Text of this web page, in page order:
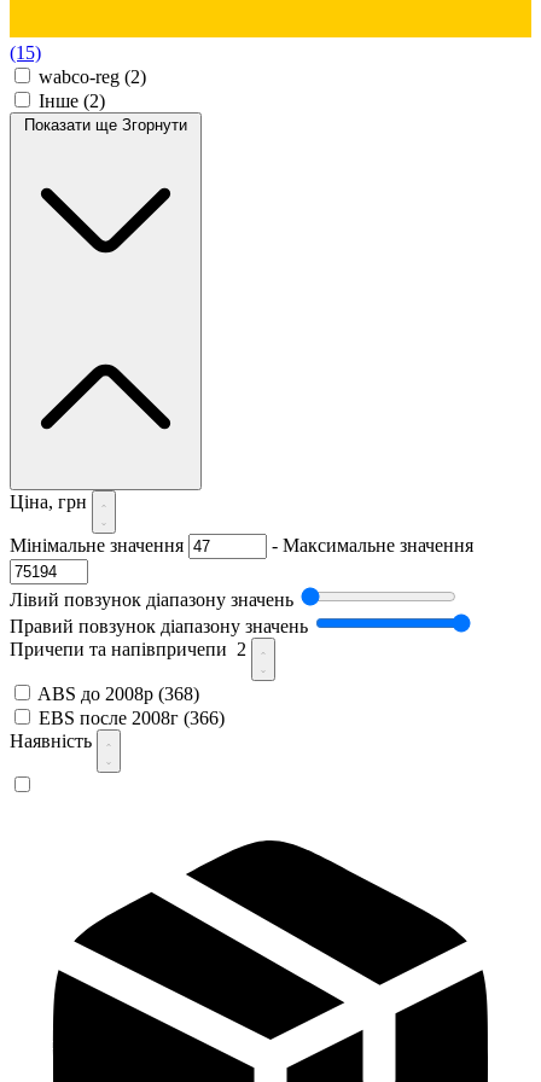
(15)
wabco-reg (2)
Інше (2)
Показати ще Згорнути
Ціна, грн
Мінімальне значення - Максимальне значення
Лівий повзунок діапазону значень
Правий повзунок діапазону значень
Причепи та напівпричепи 2
ABS до 2008р (368)
EBS после 2008г (366)
Наявність